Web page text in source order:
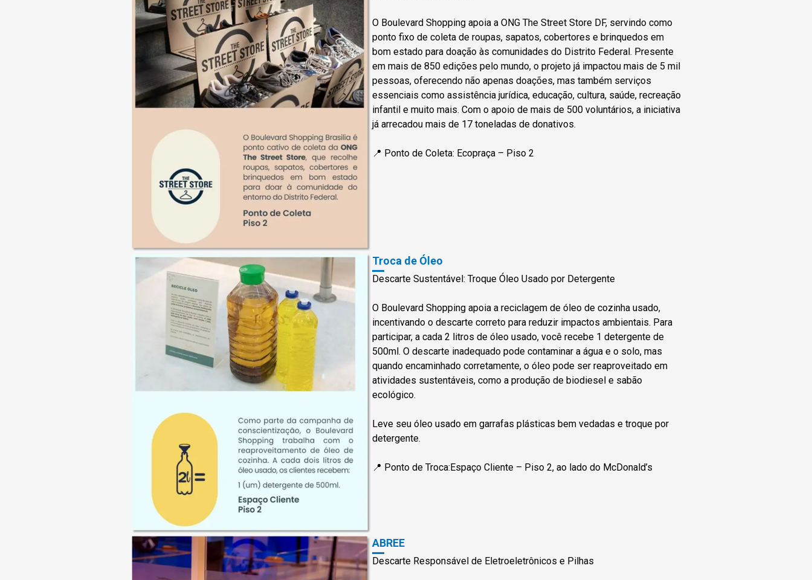
O Boulevard Shopping apoia a ONG The Street Store DF, servindo como
ponto fixo de coleta de roupas, sapatos, cobertores e brinquedos em
bom estado para doação às comunidades do Distrito Federal. Presente
em mais de 850 edições pelo mundo, o projeto já impactou mais de 5 mil
pessoas, oferecendo não apenas doações, mas também serviços
essenciais como assistência jurídica, educação, cultura, saúde, recreação
infantil e muito mais. Com o apoio de mais de 500 voluntários, a iniciativa
já arrecadou mais de 17 toneladas de donativos.
📍 Ponto de Coleta: Ecopraça – Piso 2
Troca de Óleo
Descarte Sustentável: Troque Óleo Usado por Detergente
O Boulevard Shopping apoia a reciclagem de óleo de cozinha usado,
incentivando o descarte correto para reduzir impactos ambientais. Para
participar, a cada 2 litros de óleo usado, você recebe 1 detergente de
500ml. O descarte inadequado pode contaminar a água e o solo, mas
quando encaminhado corretamente, o óleo pode ser reaproveitado em
atividades sustentáveis, como a produção de biodiesel e sabão
ecológico.
Leve seu óleo usado em garrafas plásticas bem vedadas e troque por
detergente.
📍 Ponto de Troca:Espaço Cliente – Piso 2, ao lado do McDonald’s
ABREE
Descarte Responsável de Eletroeletrônicos e Pilhas